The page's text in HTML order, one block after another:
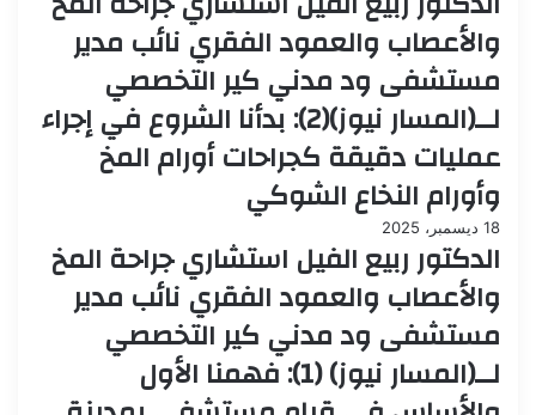
والأعصاب والعمود الفقري نائب مدير
مستشفى ود مدني كير التخصصي
لــ(المسار نيوز)(2): بدأنا الشروع في إجراء
عمليات دقيقة كجراحات أورام المخ
وأورام النخاع الشوكي
18 ديسمبر، 2025
الدكتور ربيع الفيل استشاري جراحة المخ
والأعصاب والعمود الفقري نائب مدير
مستشفى ود مدني كير التخصصي
لــ(المسار نيوز) (1): فهمنا الأول